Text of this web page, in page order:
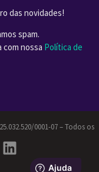
das novidades!
spam.
com nossa Política de
0001-07 – Todos os